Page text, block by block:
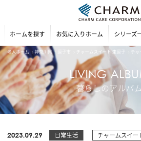
ホームを探す お気に入りホーム シリーズ
老人ホーム 神奈川県 逗子市 チャームスイート 東逗子 チャ
LIVING
暮らしのアルバム
2023.09.29 日常生活 チャームスイー